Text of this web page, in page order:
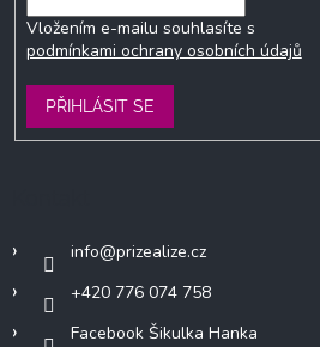
Vložením e-mailu souhlasíte s
podmínkami ochrany osobních údajů
PŘIHLÁSIT SE
info@prizealize.cz
+420 776 074 758
Facebook Šikulka Hanka